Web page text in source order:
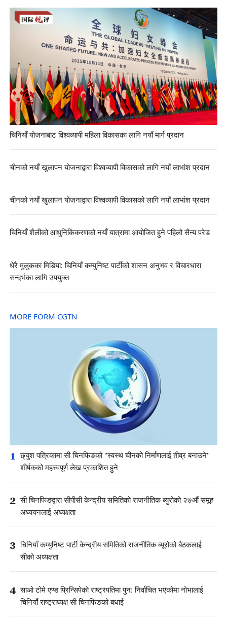
चिनियाँ योजनाबाट विश्वव्यापी महिला विकासका लागि नयाँ मार्ग प्रदान
चीनको नयाँ खुलापन योजनाद्वारा विश्वव्यापी विकासको लागि नयाँ लाभांश प्रदान
चीनको नयाँ खुलापन योजनाद्वारा विश्वव्यापी विकासको लागि नयाँ लाभांश प्रदान
चिनियाँ शैलीको आधुनिकिकरणको नयाँ यात्रामा आयोजित हुने पहिलो सैन्य परेड
धेरै मुलुकका मिडिया: चिनियाँ कम्युनिष्ट पार्टीको शासन अनुभव र विचारधारा
सन्दर्भका लागि उपयुक्त
MORE FORM CGTN
1 छ्युश पत्रिकामा सी चिनफिङको "स्वस्थ चीनको निर्माणलाई तीव्र बनाउने"
शीर्षकको महत्त्वपूर्ण लेख प्रकाशित हुने
2 सी चिनफिङद्वारा सीपीसी केन्द्रीय समितिको राजनीतिक ब्युरोको २७औं समूह
अध्ययनलाई अध्यक्षता
3 चिनियाँ कम्युनिष्ट पार्टी केन्द्रीय समितिको राजनीतिक ब्यूरोको बैठकलाई
सीको अध्यक्षता
4 साओ टोमे एण्ड प्रिन्सिपेको राष्ट्रपतिमा पुन: निर्वाचित भएकोमा नोभालाई
चिनियाँ राष्ट्राध्यक्ष सी चिनफिङको बधाई